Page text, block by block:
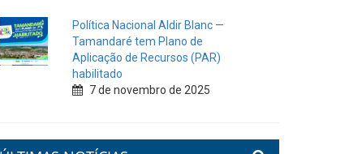
Política Nacional Aldir Blanc —
Tamandaré tem Plano de
Aplicação de Recursos (PAR)
habilitado
7 de novembro de 2025